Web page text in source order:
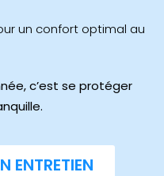
un confort optimal au
c’est se protéger
ENTRETIEN